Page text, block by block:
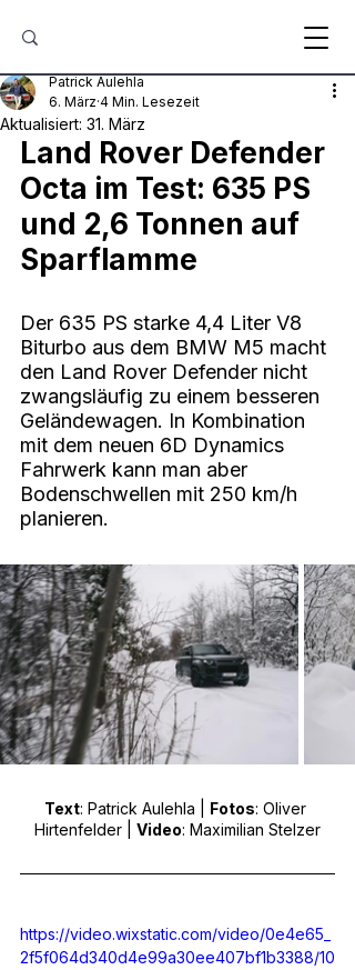
Patrick Aulehla
6. März 4 Min. Lesezeit
Aktualisiert: 31. März
Land Rover Defender
Octa im Test: 635 PS
und 2,6 Tonnen auf
Sparflamme
Der 635 PS starke 4,4 Liter V8
Biturbo aus dem BMW M5 macht
den Land Rover Defender nicht
zwangsläufig zu einem besseren
Geländewagen. In Kombination
mit dem neuen 6D Dynamics
Fahrwerk kann man aber
Bodenschwellen mit 250 km/h
planieren.
Text: Patrick Aulehla | Fotos: Oliver
Hirtenfelder | Video: Maximilian Stelzer
https://video.wixstatic.com/video/0e4e65_
2f5f064d340d4e99a30ee407bf1b3388/10